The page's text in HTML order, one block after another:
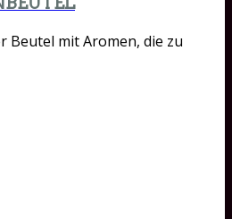
Beutel mit Aromen, die zu